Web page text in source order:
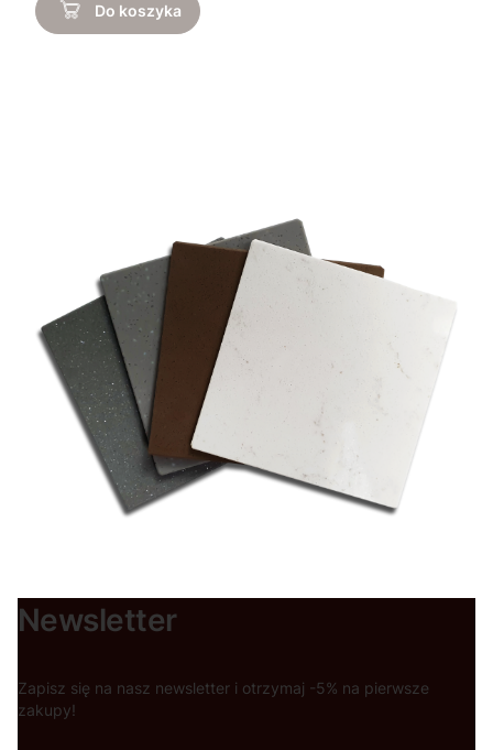
Do koszyka
Newsletter
Zapisz się na nasz newsletter i otrzymaj -5% na pierwsze
zakupy!